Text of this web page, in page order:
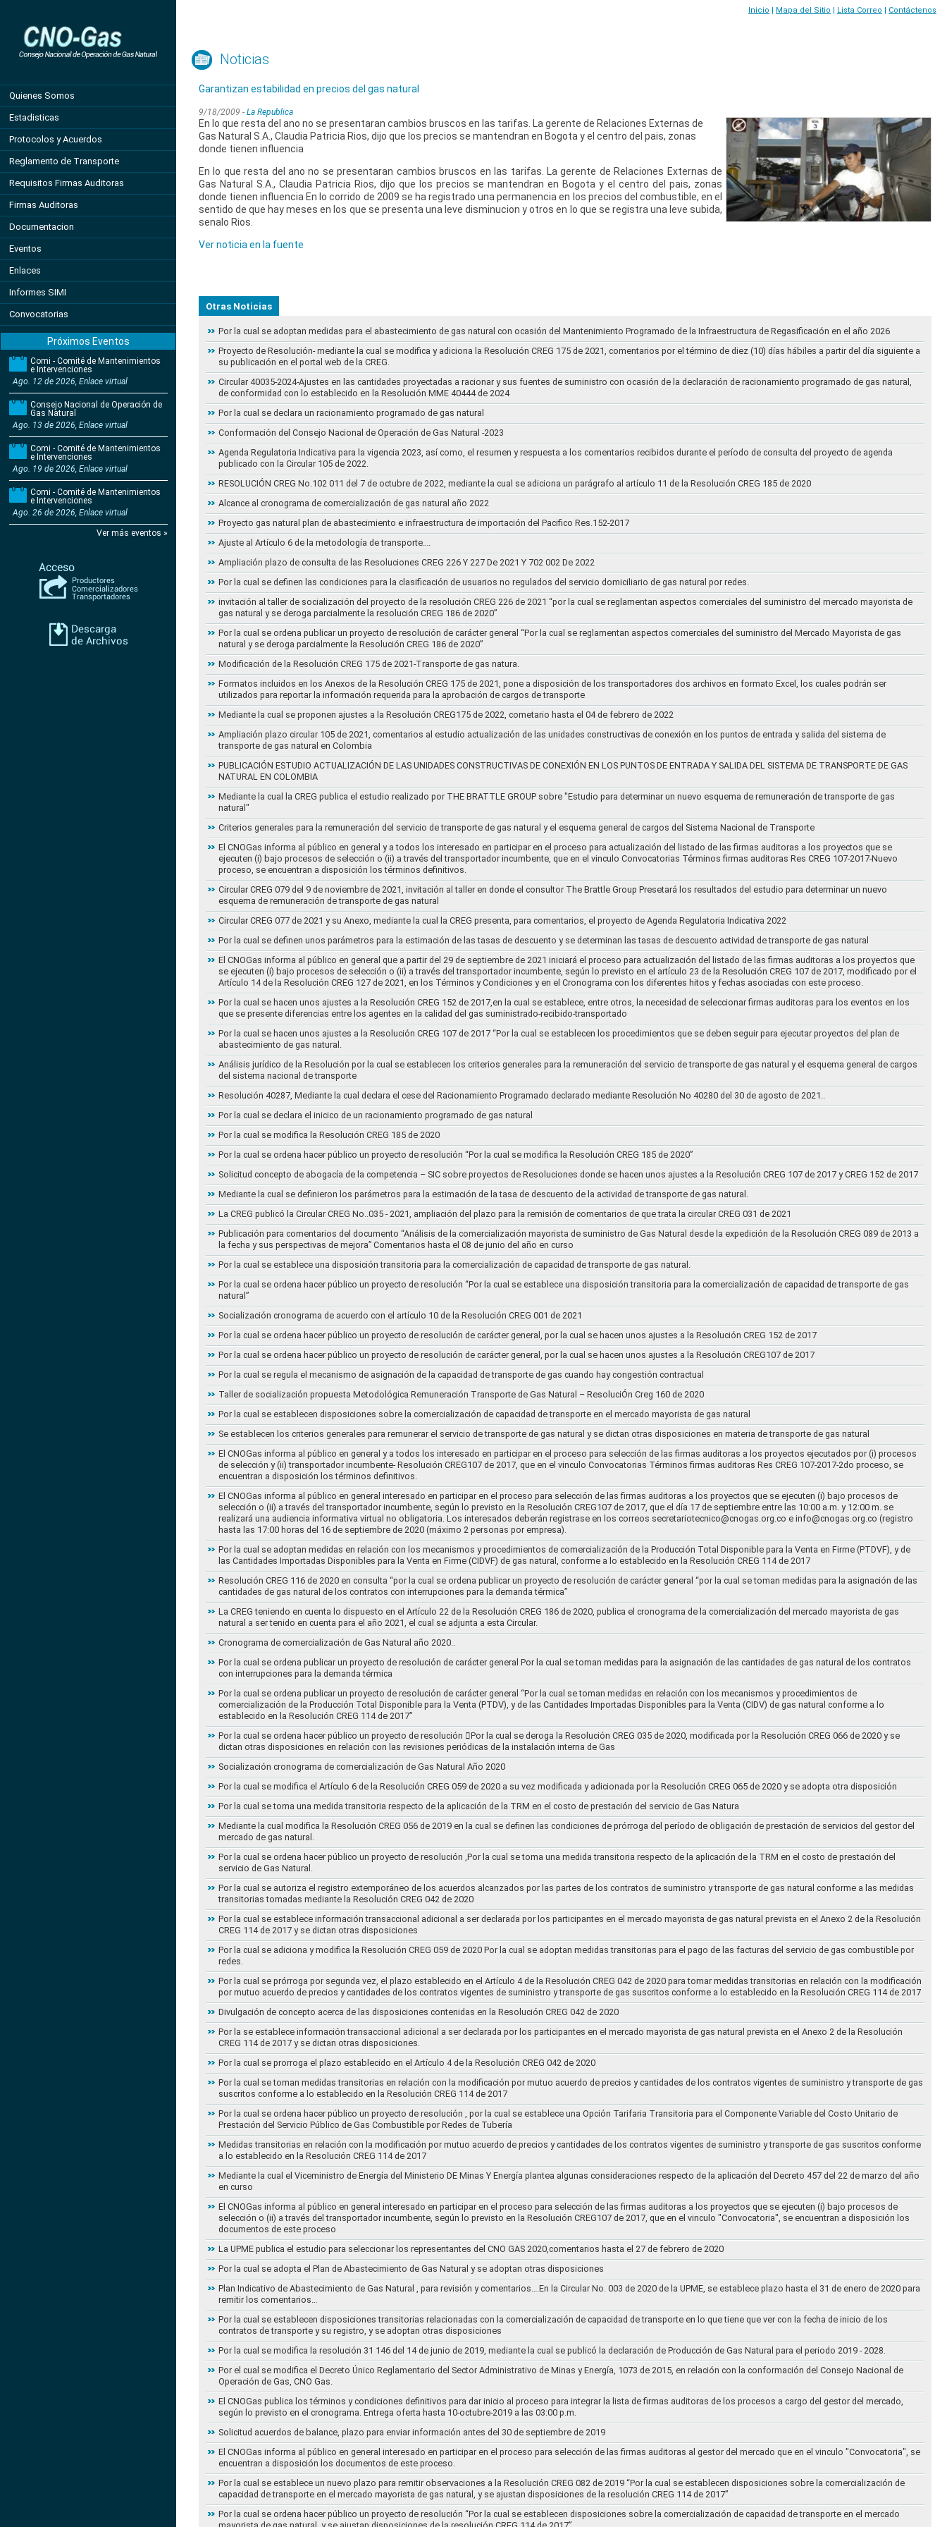
Quienes Somos
Estadisticas
Protocolos y Acuerdos
Reglamento de Transporte
Requisitos Firmas Auditoras
Firmas Auditoras
Documentacion
Eventos
Enlaces
Informes SIMI
Convocatorias
Próximos Eventos
Comi - Comité de Mantenimientos
e Intervenciones
Ago. 12 de 2026, Enlace virtual
Consejo Nacional de Operación de
Gas Natural
Ago. 13 de 2026, Enlace virtual
Comi - Comité de Mantenimientos
e Intervenciones
Ago. 19 de 2026, Enlace virtual
Comi - Comité de Mantenimientos
e Intervenciones
Ago. 26 de 2026, Enlace virtual
Ver más eventos »
Inicio | Mapa del Sitio | Lista Correo | Contáctenos
Noticias
Garantizan estabilidad en precios del gas natural
9/18/2009 - La Republica
En lo que resta del ano no se presentaran cambios bruscos en las tarifas. La gerente de Relaciones Externas de
Gas Natural S.A., Claudia Patricia Rios, dijo que los precios se mantendran en Bogota y el centro del pais, zonas
donde tienen influencia
En lo que resta del ano no se presentaran cambios bruscos en las tarifas. La gerente de Relaciones Externas de
Gas Natural S.A., Claudia Patricia Rios, dijo que los precios se mantendran en Bogota y el centro del pais, zonas
donde tienen influencia En lo corrido de 2009 se ha registrado una permanencia en los precios del combustible, en el
sentido de que hay meses en los que se presenta una leve disminucion y otros en lo que se registra una leve subida,
senalo Rios.
Ver noticia en la fuente
Otras Noticias
Por la cual se adoptan medidas para el abastecimiento de gas natural con ocasión del Mantenimiento Programado de la Infraestructura de Regasificación en el año 2026
Proyecto de Resolución- mediante la cual se modifica y adiciona la Resolución CREG 175 de 2021, comentarios por el término de diez (10) días hábiles a partir del día siguiente a
su publicación en el portal web de la CREG.
Circular 40035-2024-Ajustes en las cantidades proyectadas a racionar y sus fuentes de suministro con ocasión de la declaración de racionamiento programado de gas natural,
de conformidad con lo establecido en la Resolución MME 40444 de 2024
Por la cual se declara un racionamiento programado de gas natural
Conformación del Consejo Nacional de Operación de Gas Natural -2023
Agenda Regulatoria Indicativa para la vigencia 2023, así como, el resumen y respuesta a los comentarios recibidos durante el período de consulta del proyecto de agenda
publicado con la Circular 105 de 2022.
RESOLUCIÓN CREG No.102 011 del 7 de octubre de 2022, mediante la cual se adiciona un parágrafo al artículo 11 de la Resolución CREG 185 de 2020
Alcance al cronograma de comercialización de gas natural año 2022
Proyecto gas natural plan de abastecimiento e infraestructura de importación del Pacifico Res.152-2017
Ajuste al Artículo 6 de la metodología de transporte….
Ampliación plazo de consulta de las Resoluciones CREG 226 Y 227 De 2021 Y 702 002 De 2022
Por la cual se definen las condiciones para la clasificación de usuarios no regulados del servicio domiciliario de gas natural por redes.
invitación al taller de socialización del proyecto de la resolución CREG 226 de 2021 “por la cual se reglamentan aspectos comerciales del suministro del mercado mayorista de
gas natural y se deroga parcialmente la resolución CREG 186 de 2020”
Por la cual se ordena publicar un proyecto de resolución de carácter general “Por la cual se reglamentan aspectos comerciales del suministro del Mercado Mayorista de gas
natural y se deroga parcialmente la Resolución CREG 186 de 2020”
Modificación de la Resolución CREG 175 de 2021-Transporte de gas natura.
Formatos incluidos en los Anexos de la Resolución CREG 175 de 2021, pone a disposición de los transportadores dos archivos en formato Excel, los cuales podrán ser
utilizados para reportar la información requerida para la aprobación de cargos de transporte
Mediante la cual se proponen ajustes a la Resolución CREG175 de 2022, cometario hasta el 04 de febrero de 2022
Ampliación plazo circular 105 de 2021, comentarios al estudio actualización de las unidades constructivas de conexión en los puntos de entrada y salida del sistema de
transporte de gas natural en Colombia
PUBLICACIÓN ESTUDIO ACTUALIZACIÓN DE LAS UNIDADES CONSTRUCTIVAS DE CONEXIÓN EN LOS PUNTOS DE ENTRADA Y SALIDA DEL SISTEMA DE TRANSPORTE DE GAS
NATURAL EN COLOMBIA
Mediante la cual la CREG publica el estudio realizado por THE BRATTLE GROUP sobre "Estudio para determinar un nuevo esquema de remuneración de transporte de gas
natural"
Criterios generales para la remuneración del servicio de transporte de gas natural y el esquema general de cargos del Sistema Nacional de Transporte
El CNOGas informa al público en general y a todos los interesado en participar en el proceso para actualización del listado de las firmas auditoras a los proyectos que se
ejecuten (i) bajo procesos de selección o (ii) a través del transportador incumbente, que en el vinculo Convocatorias Términos firmas auditoras Res CREG 107-2017-Nuevo
proceso, se encuentran a disposición los términos definitivos.
Circular CREG 079 del 9 de noviembre de 2021, invitación al taller en donde el consultor The Brattle Group Presetará los resultados del estudio para determinar un nuevo
esquema de remuneración de transporte de gas natural
Circular CREG 077 de 2021 y su Anexo, mediante la cual la CREG presenta, para comentarios, el proyecto de Agenda Regulatoria Indicativa 2022
Por la cual se definen unos parámetros para la estimación de las tasas de descuento y se determinan las tasas de descuento actividad de transporte de gas natural
El CNOGas informa al público en general que a partir del 29 de septiembre de 2021 iniciará el proceso para actualización del listado de las firmas auditoras a los proyectos que
se ejecuten (i) bajo procesos de selección o (ii) a través del transportador incumbente, según lo previsto en el artículo 23 de la Resolución CREG 107 de 2017, modificado por el
Artículo 14 de la Resolución CREG 127 de 2021, en los Términos y Condiciones y en el Cronograma con los diferentes hitos y fechas asociadas con este proceso.
Por la cual se hacen unos ajustes a la Resolución CREG 152 de 2017,en la cual se establece, entre otros, la necesidad de seleccionar firmas auditoras para los eventos en los
que se presente diferencias entre los agentes en la calidad del gas suministrado-recibido-transportado
Por la cual se hacen unos ajustes a la Resolución CREG 107 de 2017 “Por la cual se establecen los procedimientos que se deben seguir para ejecutar proyectos del plan de
abastecimiento de gas natural.
Análisis jurídico de la Resolución por la cual se establecen los criterios generales para la remuneración del servicio de transporte de gas natural y el esquema general de cargos
del sistema nacional de transporte
Resolución 40287, Mediante la cual declara el cese del Racionamiento Programado declarado mediante Resolución No 40280 del 30 de agosto de 2021..
Por la cual se declara el inicico de un racionamiento programado de gas natural
Por la cual se modifica la Resolución CREG 185 de 2020
Por la cual se ordena hacer público un proyecto de resolución “Por la cual se modifica la Resolución CREG 185 de 2020”
Solicitud concepto de abogacía de la competencia – SIC sobre proyectos de Resoluciones donde se hacen unos ajustes a la Resolución CREG 107 de 2017 y CREG 152 de 2017
Mediante la cual se definieron los parámetros para la estimación de la tasa de descuento de la actividad de transporte de gas natural.
La CREG publicó la Circular CREG No..035 - 2021, ampliación del plazo para la remisión de comentarios de que trata la circular CREG 031 de 2021
Publicación para comentarios del documento “Análisis de la comercialización mayorista de suministro de Gas Natural desde la expedición de la Resolución CREG 089 de 2013 a
la fecha y sus perspectivas de mejora” Comentarios hasta el 08 de junio del año en curso
Por la cual se establece una disposición transitoria para la comercialización de capacidad de transporte de gas natural.
Por la cual se ordena hacer público un proyecto de resolución “Por la cual se establece una disposición transitoria para la comercialización de capacidad de transporte de gas
natural”
Socialización cronograma de acuerdo con el artículo 10 de la Resolución CREG 001 de 2021
Por la cual se ordena hacer público un proyecto de resolución de carácter general, por la cual se hacen unos ajustes a la Resolución CREG 152 de 2017
Por la cual se ordena hacer público un proyecto de resolución de carácter general, por la cual se hacen unos ajustes a la Resolución CREG107 de 2017
Por la cual se regula el mecanismo de asignación de la capacidad de transporte de gas cuando hay congestión contractual
Taller de socialización propuesta Metodológica Remuneración Transporte de Gas Natural – ResoluciÓn Creg 160 de 2020
Por la cual se establecen disposiciones sobre la comercialización de capacidad de transporte en el mercado mayorista de gas natural
Se establecen los criterios generales para remunerar el servicio de transporte de gas natural y se dictan otras disposiciones en materia de transporte de gas natural
El CNOGas informa al público en general y a todos los interesado en participar en el proceso para selección de las firmas auditoras a los proyectos ejecutados por (i) procesos
de selección y (ii) transportador incumbente- Resolución CREG107 de 2017, que en el vinculo Convocatorias Términos firmas auditoras Res CREG 107-2017-2do proceso, se
encuentran a disposición los términos definitivos.
El CNOGas informa al público en general interesado en participar en el proceso para selección de las firmas auditoras a los proyectos que se ejecuten (i) bajo procesos de
selección o (ii) a través del transportador incumbente, según lo previsto en la Resolución CREG107 de 2017, que el día 17 de septiembre entre las 10:00 a.m. y 12:00 m. se
realizará una audiencia informativa virtual no obligatoria. Los interesados deberán registrase en los correos secretariotecnico@cnogas.org.co e info@cnogas.org.co (registro
hasta las 17:00 horas del 16 de septiembre de 2020 (máximo 2 personas por empresa).
Por la cual se adoptan medidas en relación con los mecanismos y procedimientos de comercialización de la Producción Total Disponible para la Venta en Firme (PTDVF), y de
las Cantidades Importadas Disponibles para la Venta en Firme (CIDVF) de gas natural, conforme a lo establecido en la Resolución CREG 114 de 2017
Resolución CREG 116 de 2020 en consulta “por la cual se ordena publicar un proyecto de resolución de carácter general “por la cual se toman medidas para la asignación de las
cantidades de gas natural de los contratos con interrupciones para la demanda térmica”
La CREG teniendo en cuenta lo dispuesto en el Artículo 22 de la Resolución CREG 186 de 2020, publica el cronograma de la comercialización del mercado mayorista de gas
natural a ser tenido en cuenta para el año 2021, el cual se adjunta a esta Circular.
Cronograma de comercialización de Gas Natural año 2020..
Por la cual se ordena publicar un proyecto de resolución de carácter general Por la cual se toman medidas para la asignación de las cantidades de gas natural de los contratos
con interrupciones para la demanda térmica
Por la cual se ordena publicar un proyecto de resolución de carácter general “Por la cual se toman medidas en relación con los mecanismos y procedimientos de
comercialización de la Producción Total Disponible para la Venta (PTDV), y de las Cantidades Importadas Disponibles para la Venta (CIDV) de gas natural conforme a lo
establecido en la Resolución CREG 114 de 2017”
Por la cual se ordena hacer público un proyecto de resolución 􀂴Por la cual se deroga la Resolución CREG 035 de 2020, modificada por la Resolución CREG 066 de 2020 y se
dictan otras disposiciones en relación con las revisiones periódicas de la instalación interna de Gas
Socialización cronograma de comercialización de Gas Natural Año 2020
Por la cual se modifica el Artículo 6 de la Resolución CREG 059 de 2020 a su vez modificada y adicionada por la Resolución CREG 065 de 2020 y se adopta otra disposición
Por la cual se toma una medida transitoria respecto de la aplicación de la TRM en el costo de prestación del servicio de Gas Natura
Mediante la cual modifica la Resolución CREG 056 de 2019 en la cual se definen las condiciones de prórroga del período de obligación de prestación de servicios del gestor del
mercado de gas natural.
Por la cual se ordena hacer público un proyecto de resolución ,Por la cual se toma una medida transitoria respecto de la aplicación de la TRM en el costo de prestación del
servicio de Gas Natural.
Por la cual se autoriza el registro extemporáneo de los acuerdos alcanzados por las partes de los contratos de suministro y transporte de gas natural conforme a las medidas
transitorias tomadas mediante la Resolución CREG 042 de 2020
Por la cual se establece información transaccional adicional a ser declarada por los participantes en el mercado mayorista de gas natural prevista en el Anexo 2 de la Resolución
CREG 114 de 2017 y se dictan otras disposiciones
Por la cual se adiciona y modifica la Resolución CREG 059 de 2020 Por la cual se adoptan medidas transitorias para el pago de las facturas del servicio de gas combustible por
redes.
Por la cual se prórroga por segunda vez, el plazo establecido en el Artículo 4 de la Resolución CREG 042 de 2020 para tomar medidas transitorias en relación con la modificación
por mutuo acuerdo de precios y cantidades de los contratos vigentes de suministro y transporte de gas suscritos conforme a lo establecido en la Resolución CREG 114 de 2017
Divulgación de concepto acerca de las disposiciones contenidas en la Resolución CREG 042 de 2020
Por la se establece información transaccional adicional a ser declarada por los participantes en el mercado mayorista de gas natural prevista en el Anexo 2 de la Resolución
CREG 114 de 2017 y se dictan otras disposiciones.
Por la cual se prorroga el plazo establecido en el Artículo 4 de la Resolución CREG 042 de 2020
Por la cual se toman medidas transitorias en relación con la modificación por mutuo acuerdo de precios y cantidades de los contratos vigentes de suministro y transporte de gas
suscritos conforme a lo establecido en la Resolución CREG 114 de 2017
Por la cual se ordena hacer público un proyecto de resolución , por la cual se establece una Opción Tarifaria Transitoria para el Componente Variable del Costo Unitario de
Prestación del Servicio Público de Gas Combustible por Redes de Tubería
Medidas transitorias en relación con la modificación por mutuo acuerdo de precios y cantidades de los contratos vigentes de suministro y transporte de gas suscritos conforme
a lo establecido en la Resolución CREG 114 de 2017
Mediante la cual el Viceministro de Energía del Ministerio DE Minas Y Energía plantea algunas consideraciones respecto de la aplicación del Decreto 457 del 22 de marzo del año
en curso
El CNOGas informa al público en general interesado en participar en el proceso para selección de las firmas auditoras a los proyectos que se ejecuten (i) bajo procesos de
selección o (ii) a través del transportador incumbente, según lo previsto en la Resolución CREG107 de 2017, que en el vinculo "Convocatoria", se encuentran a disposición los
documentos de este proceso
La UPME publica el estudio para seleccionar los representantes del CNO GAS 2020,comentarios hasta el 27 de febrero de 2020
Por la cual se adopta el Plan de Abastecimiento de Gas Natural y se adoptan otras disposiciones
Plan Indicativo de Abastecimiento de Gas Natural , para revisión y comentarios….En la Circular No. 003 de 2020 de la UPME, se establece plazo hasta el 31 de enero de 2020 para
remitir los comentarios…
Por la cual se establecen disposiciones transitorias relacionadas con la comercialización de capacidad de transporte en lo que tiene que ver con la fecha de inicio de los
contratos de transporte y su registro, y se adoptan otras disposiciones
Por la cual se modifica la resolución 31 146 del 14 de junio de 2019, mediante la cual se publicó la declaración de Producción de Gas Natural para el periodo 2019 - 2028.
Por el cual se modifica el Decreto Único Reglamentario del Sector Administrativo de Minas y Energía, 1073 de 2015, en relación con la conformación del Consejo Nacional de
Operación de Gas, CNO Gas.
El CNOGas publica los términos y condiciones definitivos para dar inicio al proceso para integrar la lista de firmas auditoras de los procesos a cargo del gestor del mercado,
según lo previsto en el cronograma. Entrega oferta hasta 10-octubre-2019 a las 03:00 p.m.
Solicitud acuerdos de balance, plazo para enviar información antes del 30 de septiembre de 2019
El CNOGas informa al público en general interesado en participar en el proceso para selección de las firmas auditoras al gestor del mercado que en el vinculo "Convocatoria", se
encuentran a disposición los documentos de este proceso.
Por la cual se establece un nuevo plazo para remitir observaciones a la Resolución CREG 082 de 2019 “Por la cual se establecen disposiciones sobre la comercialización de
capacidad de transporte en el mercado mayorista de gas natural, y se ajustan disposiciones de la resolución CREG 114 de 2017”
Por la cual se ordena hacer público un proyecto de resolución “Por la cual se establecen disposiciones sobre la comercialización de capacidad de transporte en el mercado